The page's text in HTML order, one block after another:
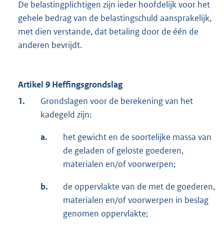
De belastingplichtigen zijn ieder hoofdelijk voor het
gehele bedrag van de belastingschuld aansprakelijk,
met dien verstande, dat betaling door de één de
anderen bevrijdt.
Artikel 9 Heffingsgrondslag
1.
Grondslagen voor de berekening van het
kadegeld zijn:
a.
het gewicht en de soortelijke massa van
de geladen of geloste goederen,
materialen en/of voorwerpen;
b.
de oppervlakte van de met de goederen,
materialen en/of voorwerpen in beslag
genomen oppervlakte;